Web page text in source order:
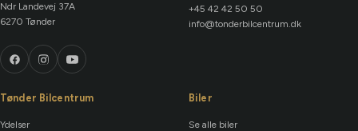
Ndr Landevej 37A
6270 Tønder
+45 42 42 50 50
info@tonderbilcentrum.dk
Tønder Bilcentrum
Ydelser
Biler
Se alle biler